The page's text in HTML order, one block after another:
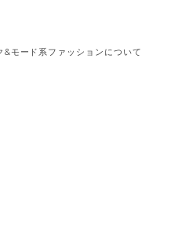
モード系ファッションについて